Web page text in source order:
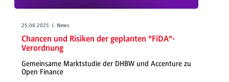
25.08.2025 | News
Chancen und Risiken der geplanten "FiDA"-
Verordnung
Gemeinsame Marktstudie der DHBW und Accenture zu
Open Finance